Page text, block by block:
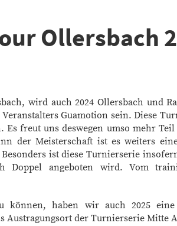
Ollersbach
wird auch 2024 Ollersbach und
Guamotion sein. Diese
Es freut uns deswegen umso mehr
der Meisterschaft ist es weiters
ist diese Turnierserie
Doppel angeboten wird. Vom
können, haben wir auch 2025
Austragungsort der Turnierserie Mitte